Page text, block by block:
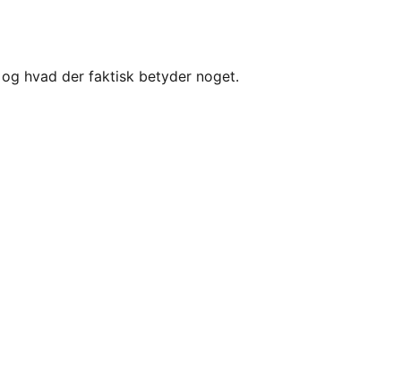
hvad der faktisk betyder noget.